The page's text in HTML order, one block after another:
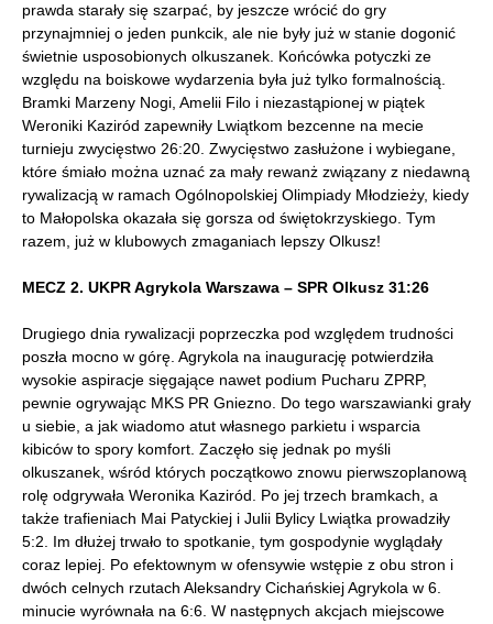
prawda starały się szarpać, by jeszcze wrócić do gry
przynajmniej o jeden punkcik, ale nie były już w stanie dogonić
świetnie usposobionych olkuszanek. Końcówka potyczki ze
względu na boiskowe wydarzenia była już tylko formalnością.
Bramki Marzeny Nogi, Amelii Filo i niezastąpionej w piątek
Weroniki Kaziród zapewniły Lwiątkom bezcenne na mecie
turnieju zwycięstwo 26:20. Zwycięstwo zasłużone i wybiegane,
które śmiało można uznać za mały rewanż związany z niedawną
rywalizacją w ramach Ogólnopolskiej Olimpiady Młodzieży, kiedy
to Małopolska okazała się gorsza od świętokrzyskiego. Tym
razem, już w klubowych zmaganiach lepszy Olkusz!
MECZ 2. UKPR Agrykola Warszawa – SPR Olkusz 31:26
Drugiego dnia rywalizacji poprzeczka pod względem trudności
poszła mocno w górę. Agrykola na inaugurację potwierdziła
wysokie aspiracje sięgające nawet podium Pucharu ZPRP,
pewnie ogrywając MKS PR Gniezno. Do tego warszawianki grały
u siebie, a jak wiadomo atut własnego parkietu i wsparcia
kibiców to spory komfort. Zaczęło się jednak po myśli
olkuszanek, wśród których początkowo znowu pierwszoplanową
rolę odgrywała Weronika Kaziród. Po jej trzech bramkach, a
także trafieniach Mai Patyckiej i Julii Bylicy Lwiątka prowadziły
5:2. Im dłużej trwało to spotkanie, tym gospodynie wyglądały
coraz lepiej. Po efektownym w ofensywie wstępie z obu stron i
dwóch celnych rzutach Aleksandry Cichańskiej Agrykola w 6.
minucie wyrównała na 6:6. W następnych akcjach miejscowe